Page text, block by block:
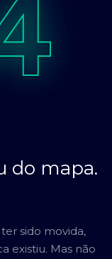
do mapa.
sido movida,
existiu. Mas não